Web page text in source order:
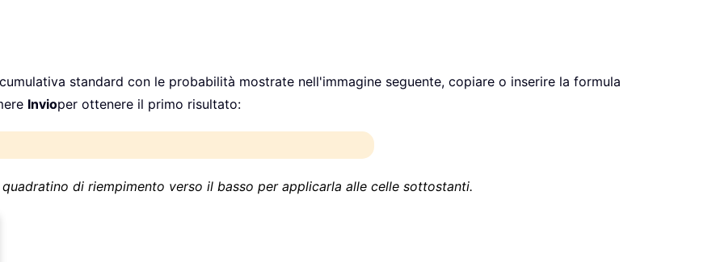
standard con le probabilità mostrate nell'immagine seguente, copiare o inserire la formula
Invioper ottenere il primo risultato:
di riempimento verso il basso per applicarla alle celle sottostanti.